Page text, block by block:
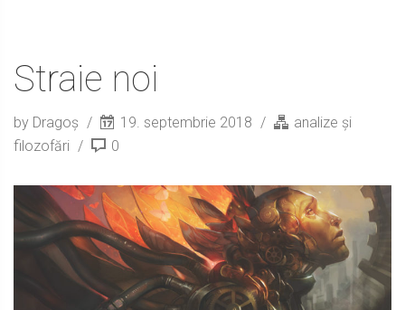
Straie noi
by Dragoș 19. septembrie 2018
analize și
filozofări
0